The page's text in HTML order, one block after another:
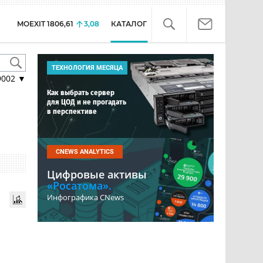
MOEXIT 1806,61 3,08 КАТАЛОГ
▼
ТЕХНОЛОГИЯ МЕСЯЦА
Как выбрать сервер
для ЦОД и не прогадать
в перспективе
CNEWS ANALYTICS
Цифровые активы
«Росатома».
Инфографика CNews